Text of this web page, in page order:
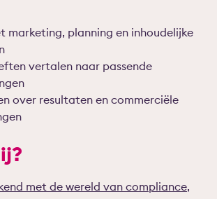
marketing, planning en inhoudelijke
vertalen naar passende
over resultaten en commerciële
met de wereld van compliance,